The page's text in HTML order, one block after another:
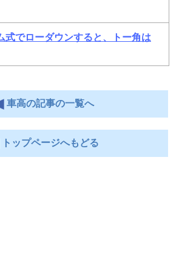
式でローダウンすると、トー角は
車高の記事の一覧へ
トップページへもどる